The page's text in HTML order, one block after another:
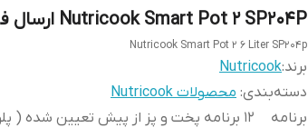
Nutricook Smart Pot 2 SP204P ارسال فوری
Nutricook Smart Pot 2 6 Liter SP204p
برند:Nutricook
دسته‌بندی: محصولات Nutricook
برنامه
12 برنامه پخت و پز از پیش تعیین شده (